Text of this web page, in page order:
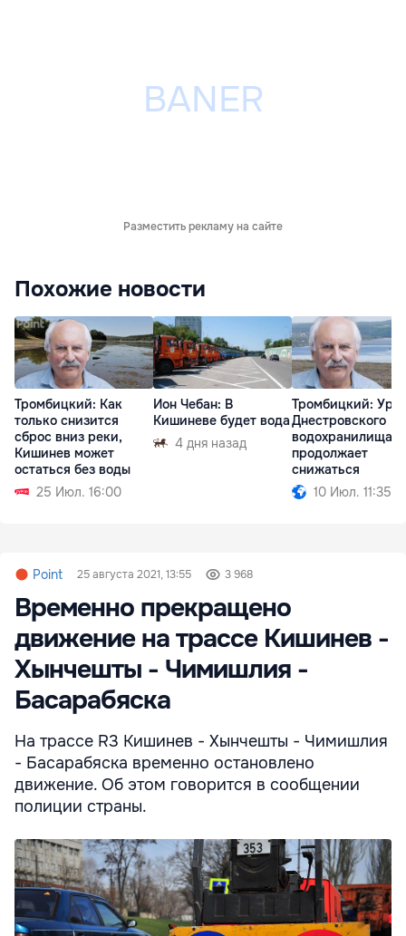
Разместить рекламу на сайте
Похожие новости
Тромбицкий: Как
только снизится
сброс вниз реки,
Кишинев может
остаться без воды
25 Июл. 16:00
Ион Чебан: В
Кишиневе будет вода
4 дня назад
Тромбицкий:
Днестровского
водохранилища
продолжает
снижаться
10 Июл. 11:35
Point 25 августа 2021, 13:55 3 968
Временно прекращено
движение на трассе Кишинев -
Хынчешты - Чимишлия -
Басарабяска
На трассе R3 Кишинев - Хынчешты - Чимишлия
- Басарабяска временно остановлено
движение. Об этом говорится в сообщении
полиции страны.